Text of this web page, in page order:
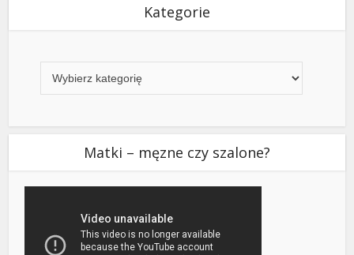
Kategorie
Matki – męzne czy szalone?